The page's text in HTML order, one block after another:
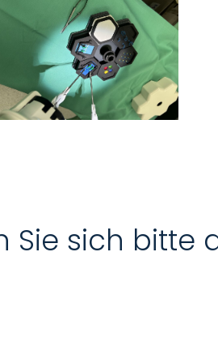
Sie sich bitte